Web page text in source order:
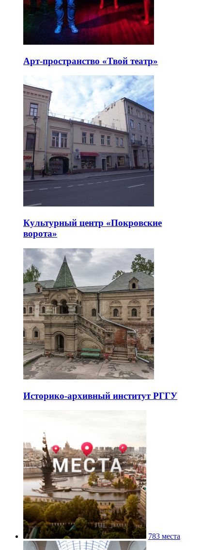
Арт-пространство «Твой театр»
Культурный центр «Покровские
ворота»
Историко-архивный институт РГГУ
783 места